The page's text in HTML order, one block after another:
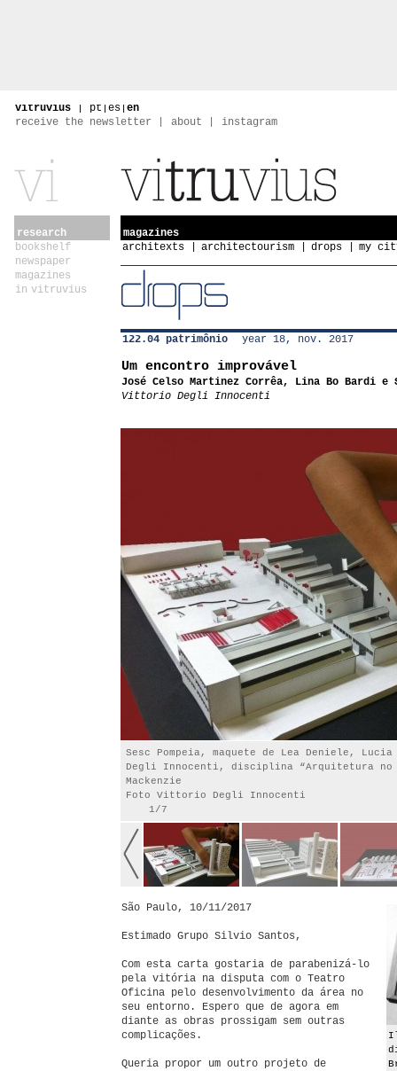
vitruvius | pt | es | en
receive the newsletter
about instagram
research
bookshelf
newspaper
magazines
in vitruvius
magazines
architexts
architectourism drops my
122.04 patrimônio year 18, nov. 2017
Um encontro improvável
José Celso Martinez Corrêa, Lina Bo Bardi e
Vittorio Degli Innocenti
Sesc Pompeia, maquete de Lea Deniele,
Degli Innocenti, disciplina “Arquitetura no
Mackenzie
Foto Vittorio Degli Innocenti
1/7
São Paulo, 10/11/2017
Estimado Grupo Silvio Santos,
Com esta carta gostaria de parabenizá-lo
pela vitória na disputa com o Teatro
Oficina pelo desenvolvimento da área no
seu entorno. Espero que de agora em
diante as obras prossigam sem outras
complicações.
Queria propor um outro projeto de